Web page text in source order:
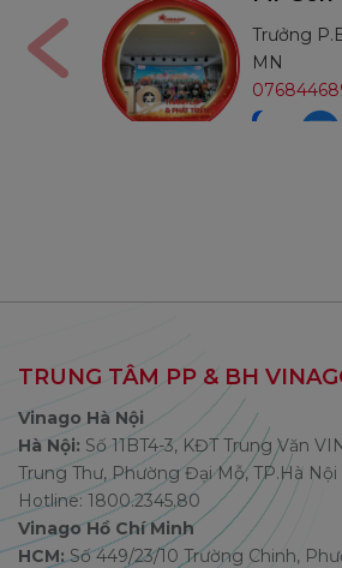
Trưởng
MN
TRUNG TÂM PP & BH
Vinago Hà Nội
Hà Nội: Số 11BT4-3, KĐT Trung Văn
Trung Thư, Phường Đại Mỗ, TP.Hà Nội
Hotline: 1800.2345.80
Vinago Hồ Chí Minh
HCM:Số 449/23/10 Trường Chinh,